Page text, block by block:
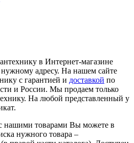
в Интернет-магазине
адресу. На нашем сайте
с гарантией и доставкой по
и России. Мы продаем только
На любой представленный у
нашими товарами Вы можете в
нужного товара –